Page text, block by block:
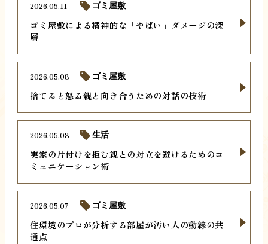
ゴミ屋敷による精神的な「やばい」ダメージの深
層
2026.05.11 ゴミ屋敷
捨てると怒る親と向き合うための対話の技術
2026.05.08 ゴミ屋敷
実家の片付けを拒む親との対立を避けるためのコ
ミュニケーション術
2026.05.08 生活
住環境のプロが分析する部屋が汚い人の動線の共
通点
2026.05.07 ゴミ屋敷